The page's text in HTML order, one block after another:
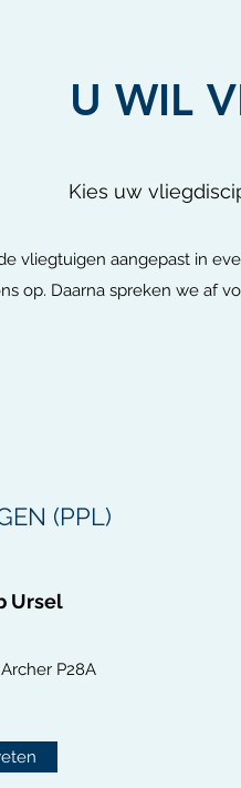
U WIL
Kies uw
vliegtuigen aangepast in
op. Daarna spreken we af
(PPL)
Ursel
P28A